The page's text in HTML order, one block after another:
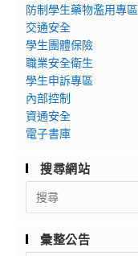
防制學生藥物濫用專區
交通安全
學生團體保險
職業安全衛生
學生申訴專區
內部控制
資通安全
電子書庫
搜尋網站
Search
for:
彙整公告